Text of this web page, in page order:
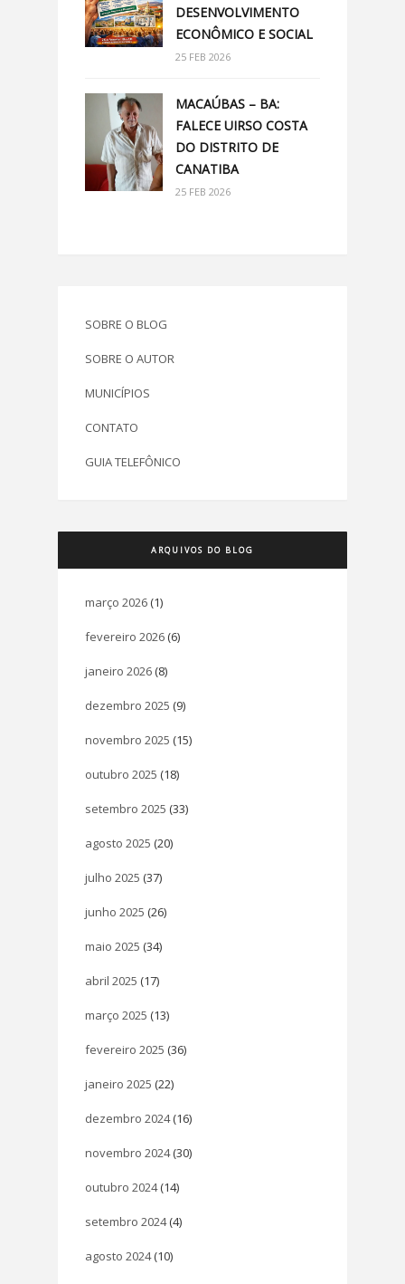
DESENVOLVIMENTO
ECONÔMICO E SOCIAL
25 FEB 2026
MACAÚBAS – BA:
FALECE UIRSO COSTA
DO DISTRITO DE
CANATIBA
25 FEB 2026
SOBRE O BLOG
SOBRE O AUTOR
MUNICÍPIOS
CONTATO
GUIA TELEFÔNICO
ARQUIVOS DO BLOG
março 2026 (1)
fevereiro 2026 (6)
janeiro 2026 (8)
dezembro 2025 (9)
novembro 2025 (15)
outubro 2025 (18)
setembro 2025 (33)
agosto 2025 (20)
julho 2025 (37)
junho 2025 (26)
maio 2025 (34)
abril 2025 (17)
março 2025 (13)
fevereiro 2025 (36)
janeiro 2025 (22)
dezembro 2024(16)
novembro 2024(30)
outubro 2024(14)
setembro 2024(4)
agosto 2024(10)